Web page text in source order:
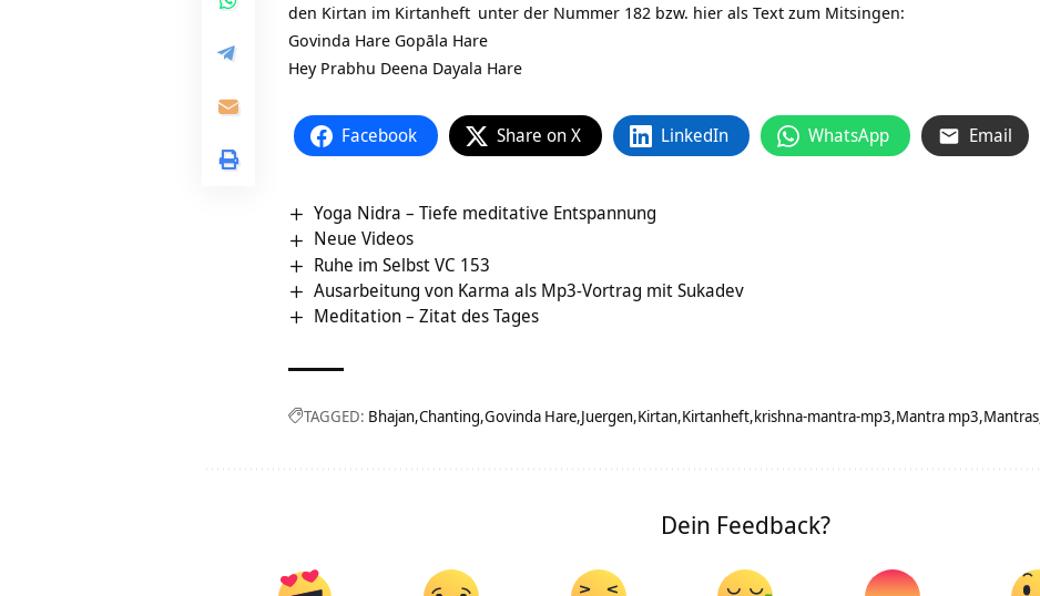
den Kirtan im Kirtanheft unter der Nummer 182 bzw. hier als Text zum Mitsingen:
Govinda Hare Gopāla Hare
Hey Prabhu Deena Dayala Hare
Facebook Share on X LinkedIn WhatsApp Email
Yoga Nidra – Tiefe meditative Entspannung
Neue Videos
Ruhe im Selbst VC 153
Ausarbeitung von Karma als Mp3-Vortrag mit Sukadev
Meditation – Zitat des Tages
TAGGED: Bhajan Chanting Govinda Hare Juergen Kirtan Kirtanheft krishna-mantra-mp3 Mantra mp3 Mantras
Dein Feedback?